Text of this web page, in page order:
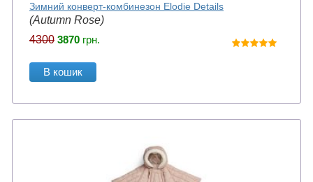
Зимний конверт-комбинезон Elodie Details
(Autumn Rose)
4300 3870 грн.
В кошик